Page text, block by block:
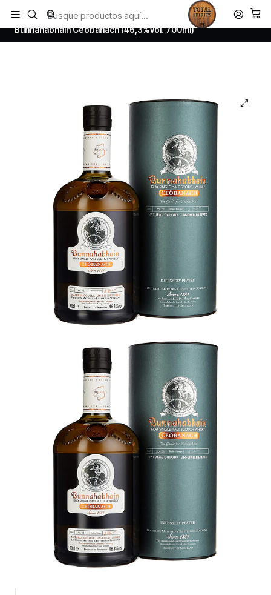
Todos los productos estan en stock. Despachamos a todo Chile.
Inicio Whisky
Scotch Whisky Islay
Bunnahabhain Ceobanach (46,3%vol. 700ml)